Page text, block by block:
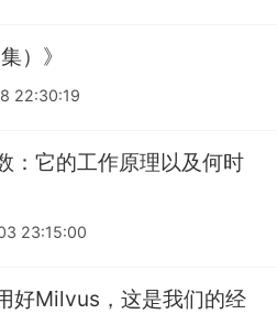
）》
22:30:19
：它的工作原理以及何时
23:15:00
好Milvus，这是我们的经